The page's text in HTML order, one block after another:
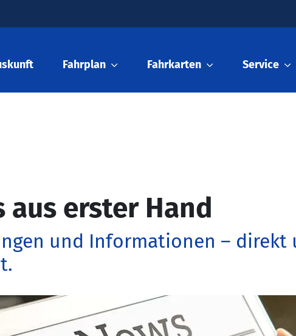
Fahrplan Fahrkarten Service
aus erster Hand
und Informationen – direkt